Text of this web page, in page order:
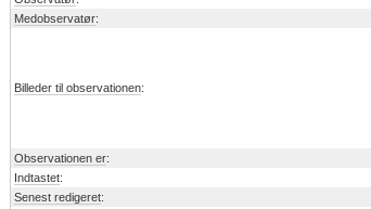
Medobservatør:
Billeder til observationen:
Observationen er:
Indtastet:
Senest redigeret: